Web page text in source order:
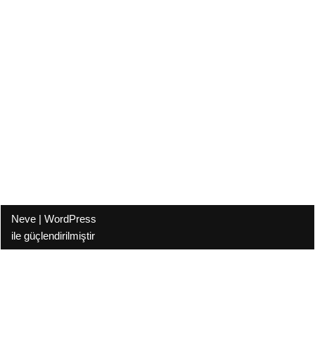
Neve | WordPress
ile güçlendirilmiştir